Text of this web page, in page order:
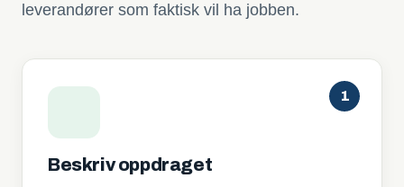
leverandører som faktisk vil ha jobben.
1
Beskriv oppdraget